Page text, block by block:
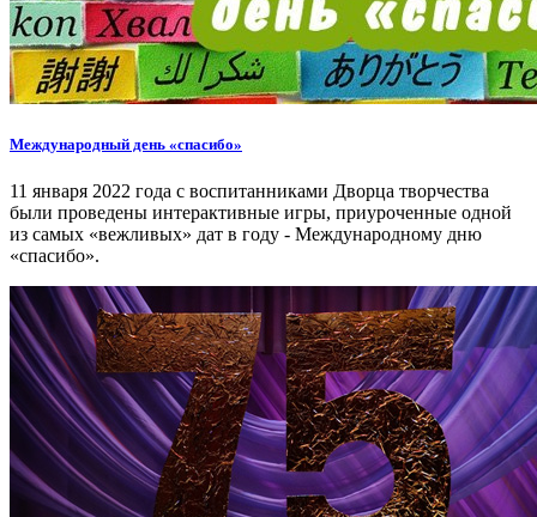
Международный день «спасибо»
11 января 2022 года с воспитанниками Дворца творчества
были проведены интерактивные игры, приуроченные одной
из самых «вежливых» дат в году - Международному дню
«спасибо».